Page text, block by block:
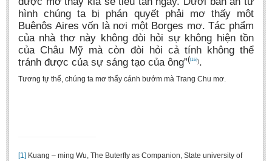
hình chúng ta bị phán quyết phải mơ thấy một
Buênôs Aires vốn là nơi một Borges mơ. Tác phẩm
của nhà thơ này không đòi hỏi sự không hiện tồn
của Châu Mỹ mà còn đòi hỏi cả tính không thể
tránh được của sự sáng tạo của ông”([16]).
Tương tự thế, chúng ta mơ thấy cánh bướm mà Trang Chu mơ.
[1] Kuang – ming Wu, The Buterfly as Companion, State university of